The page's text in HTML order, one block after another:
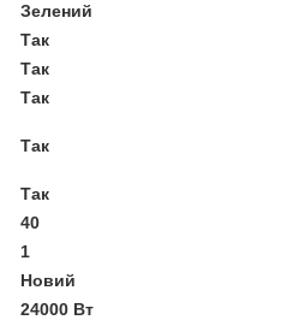
Зелений
Так
Так
Так
Так
Так
40
1
Новий
24000 Вт